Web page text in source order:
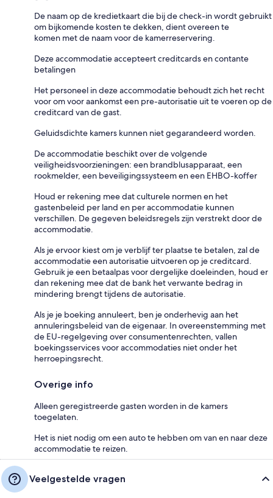
De naam op de kredietkaart die bij de check-in wordt gebruikt
om bijkomende kosten te dekken, dient overeen te
komen met de naam voor de kamerreservering.
Deze accommodatie accepteert creditcards en contante
betalingen
Het personeel in deze accommodatie behoudt zich het recht
voor om voor aankomst een pre-autorisatie uit te voeren op de
creditcard van de gast.
Geluidsdichte kamers kunnen niet gegarandeerd worden.
De accommodatie beschikt over de volgende
veiligheidsvoorzieningen: een brandblusapparaat, een
rookmelder, een beveiligingssysteem en een EHBO-koffer
Houd er rekening mee dat culturele normen en het
gastenbeleid per land en per accommodatie kunnen
verschillen. De gegeven beleidsregels zijn verstrekt door de
accommodatie.
Als je ervoor kiest om je verblijf ter plaatse te betalen, zal de
accommodatie een autorisatie uitvoeren op je creditcard.
Gebruik je een betaalpas voor dergelijke doeleinden, houd er
dan rekening mee dat de bank het verwante bedrag in
mindering brengt tijdens de autorisatie.
Als je je boeking annuleert, ben je onderhevig aan het
annuleringsbeleid van de eigenaar. In overeenstemming met
de EU-regelgeving over consumentenrechten, vallen
boekingsservices voor accommodaties niet onder het
herroepingsrecht.
Overige info
Alleen geregistreerde gasten worden in de kamers
toegelaten.
Het is niet nodig om een auto te hebben om van en naar deze
accommodatie te reizen.
Veelgestelde vragen